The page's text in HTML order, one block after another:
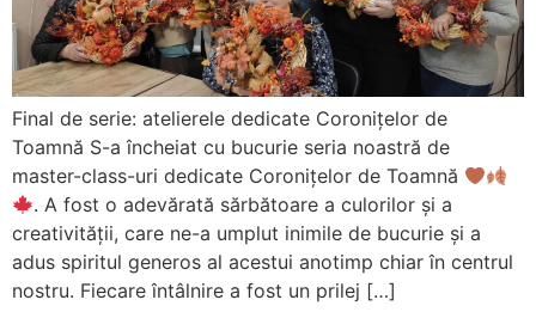
Final de serie: atelierele dedicate Coronițelor de
Toamnă S-a încheiat cu bucurie seria noastră de
master-class-uri dedicate Coronițelor de Toamnă
. A fost o adevărată sărbătoare a culorilor și a
creativității, care ne-a umplut inimile de bucurie și a
adus spiritul generos al acestui anotimp chiar în centrul
nostru. Fiecare întâlnire a fost un prilej […]